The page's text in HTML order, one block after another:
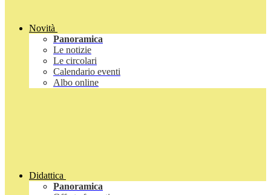
Novità
Panoramica
Le notizie
Le circolari
Calendario eventi
Albo online
Didattica
Panoramica